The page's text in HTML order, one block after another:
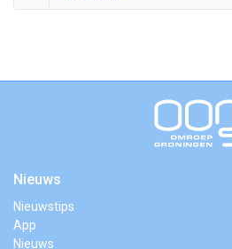
Nieuws
Nieuwstips
App
Nieuws